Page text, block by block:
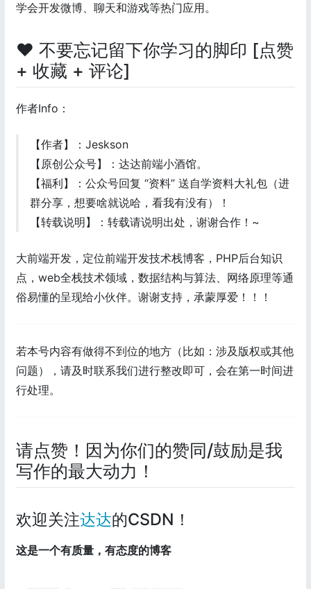
学会开发微博、聊天和游戏等热门应用。
❤️ 不要忘记留下你学习的脚印 [点赞
+ 收藏 + 评论]
作者Info：
【作者】：Jeskson
【原创公众号】：达达前端小酒馆。
【福利】：公众号回复 “资料” 送自学资料大礼包（进
群分享，想要啥就说哈，看我有没有）！
【转载说明】：转载请说明出处，谢谢合作！~
大前端开发，定位前端开发技术栈博客，PHP后台知识
点，web全栈技术领域，数据结构与算法、网络原理等通
俗易懂的呈现给小伙伴。谢谢支持，承蒙厚爱！！！
若本号内容有做得不到位的地方（比如：涉及版权或其他
问题），请及时联系我们进行整改即可，会在第一时间进
行处理。
请点赞！因为你们的赞同/鼓励是我
写作的最大动力！
欢迎关注达达的CSDN！
这是一个有质量，有态度的博客